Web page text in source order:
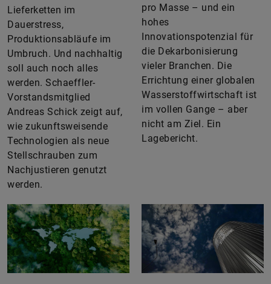
Lieferketten im
Dauerstress,
Produktionsabläufe im
Umbruch. Und nachhaltig
soll auch noch alles
werden. Schaeffler-
Vorstandsmitglied
Andreas Schick zeigt auf,
wie zukunftsweisende
Technologien als neue
Stellschrauben zum
Nachjustieren genutzt
werden.
pro Masse – und ein
hohes
Innovationspotenzial für
die Dekarbonisierung
vieler Branchen. Die
Errichtung einer globalen
Wasserstoffwirtschaft ist
im vollen Gange – aber
nicht am Ziel. Ein
Lagebericht.